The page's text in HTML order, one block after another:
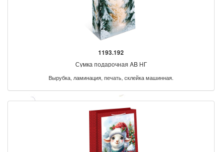
1193.192
Сумка подарочная AB НГ
Вырубка, ламинация, печать, склейка машинная.